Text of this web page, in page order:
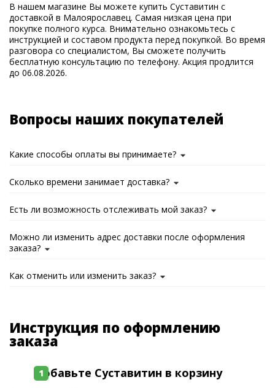
В нашем магазине Вы можете купить Суставитин с
доставкой в Малоярославец. Самая низкая цена при
покупке полного курса. Внимательно ознакомьтесь с
инструкцией и составом продукта перед покупкой. Во время
разговора со специалистом, Вы сможете получить
бесплатную консультацию по телефону. Акция продлится
до 06.08.2026.
Вопросы наших покупателей
Какие способы оплаты вы принимаете?
Сколько времени занимает доставка?
Есть ли возможность отслеживать мой заказ?
Можно ли изменить адрес доставки после оформления
заказа?
Как отменить или изменить заказ?
Инструкция по оформлению
заказа
Добавьте Суставитин в корзину